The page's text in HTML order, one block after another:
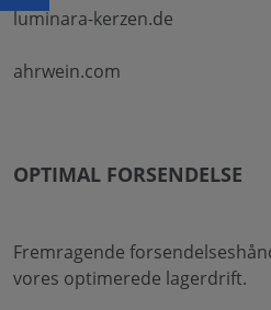
luminara-kerzen.de
ahrwein.com
OPTIMAL FORSENDELSE
Fremragende
vores optimerede lagerdrift.